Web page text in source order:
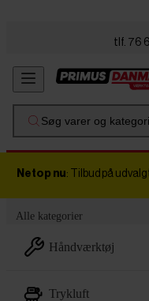
tlf. 76
Søg varer og
Netop nu: Tilbud på
Alle kategorier
håndværktøj
trykluft